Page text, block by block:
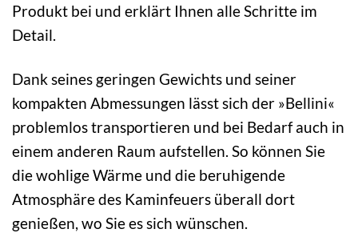
Produkt bei und erklärt Ihnen alle Schritte im
Detail.
Dank seines geringen Gewichts und seiner
kompakten Abmessungen lässt sich der »Bellini«
problemlos transportieren und bei Bedarf auch in
einem anderen Raum aufstellen. So können Sie
die wohlige Wärme und die beruhigende
Atmosphäre des Kaminfeuers überall dort
genießen, wo Sie es sich wünschen.